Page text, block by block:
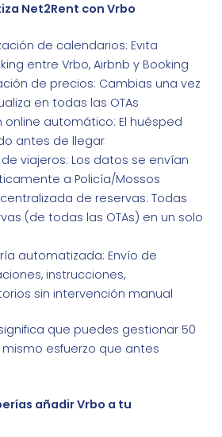
Net2Rent con Vrbo
de calendarios: Evita
entre Vrbo, Airbnb y Booking
de precios: Cambias una vez
en todas las OTAs
online automático: El huésped
antes de llegar
viajeros: Los datos se envían
a Policía/Mossos
de reservas: Todas
(de todas las OTAs) en un solo
automatizada: Envío de
instrucciones,
sin intervención manual
que puedes gestionar 50
esfuerzo que antes
añadir Vrbo a tu